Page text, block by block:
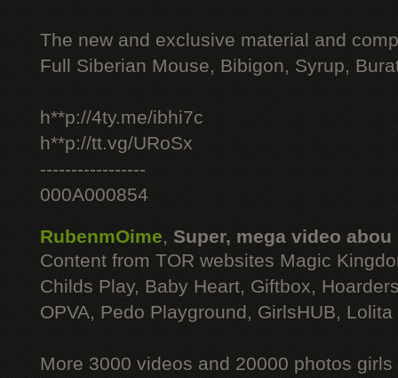
The new and exclusive material and
Full Siberian Mouse, Bibigon, Syrup,
h**p://4ty.me/ibhi7c
h**p://tt.vg/URoSx
-----------------
000A000854
RubenmOime, Super, mega video abou
Content from TOR websites Magic
Childs Play, Baby Heart, Giftbox,
OPVA, Pedo Playground, GirlsHUB, Lolita
More 3000 videos and 20000 photos